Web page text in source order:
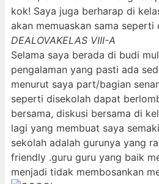
kok! Saya juga berharap di
akan memuaskan sama seperti
DEALOVAKELAS VIII-A
Selama saya berada di budi
pengalaman yang pasti ada
menurut saya part/bagian
seperti disekolah dapat
bersama, diskusi bersama di
lagi yang membuat saya
sekolah adalah gurunya yang
friendly .guru guru yang baik
menjadi tidak membosankan